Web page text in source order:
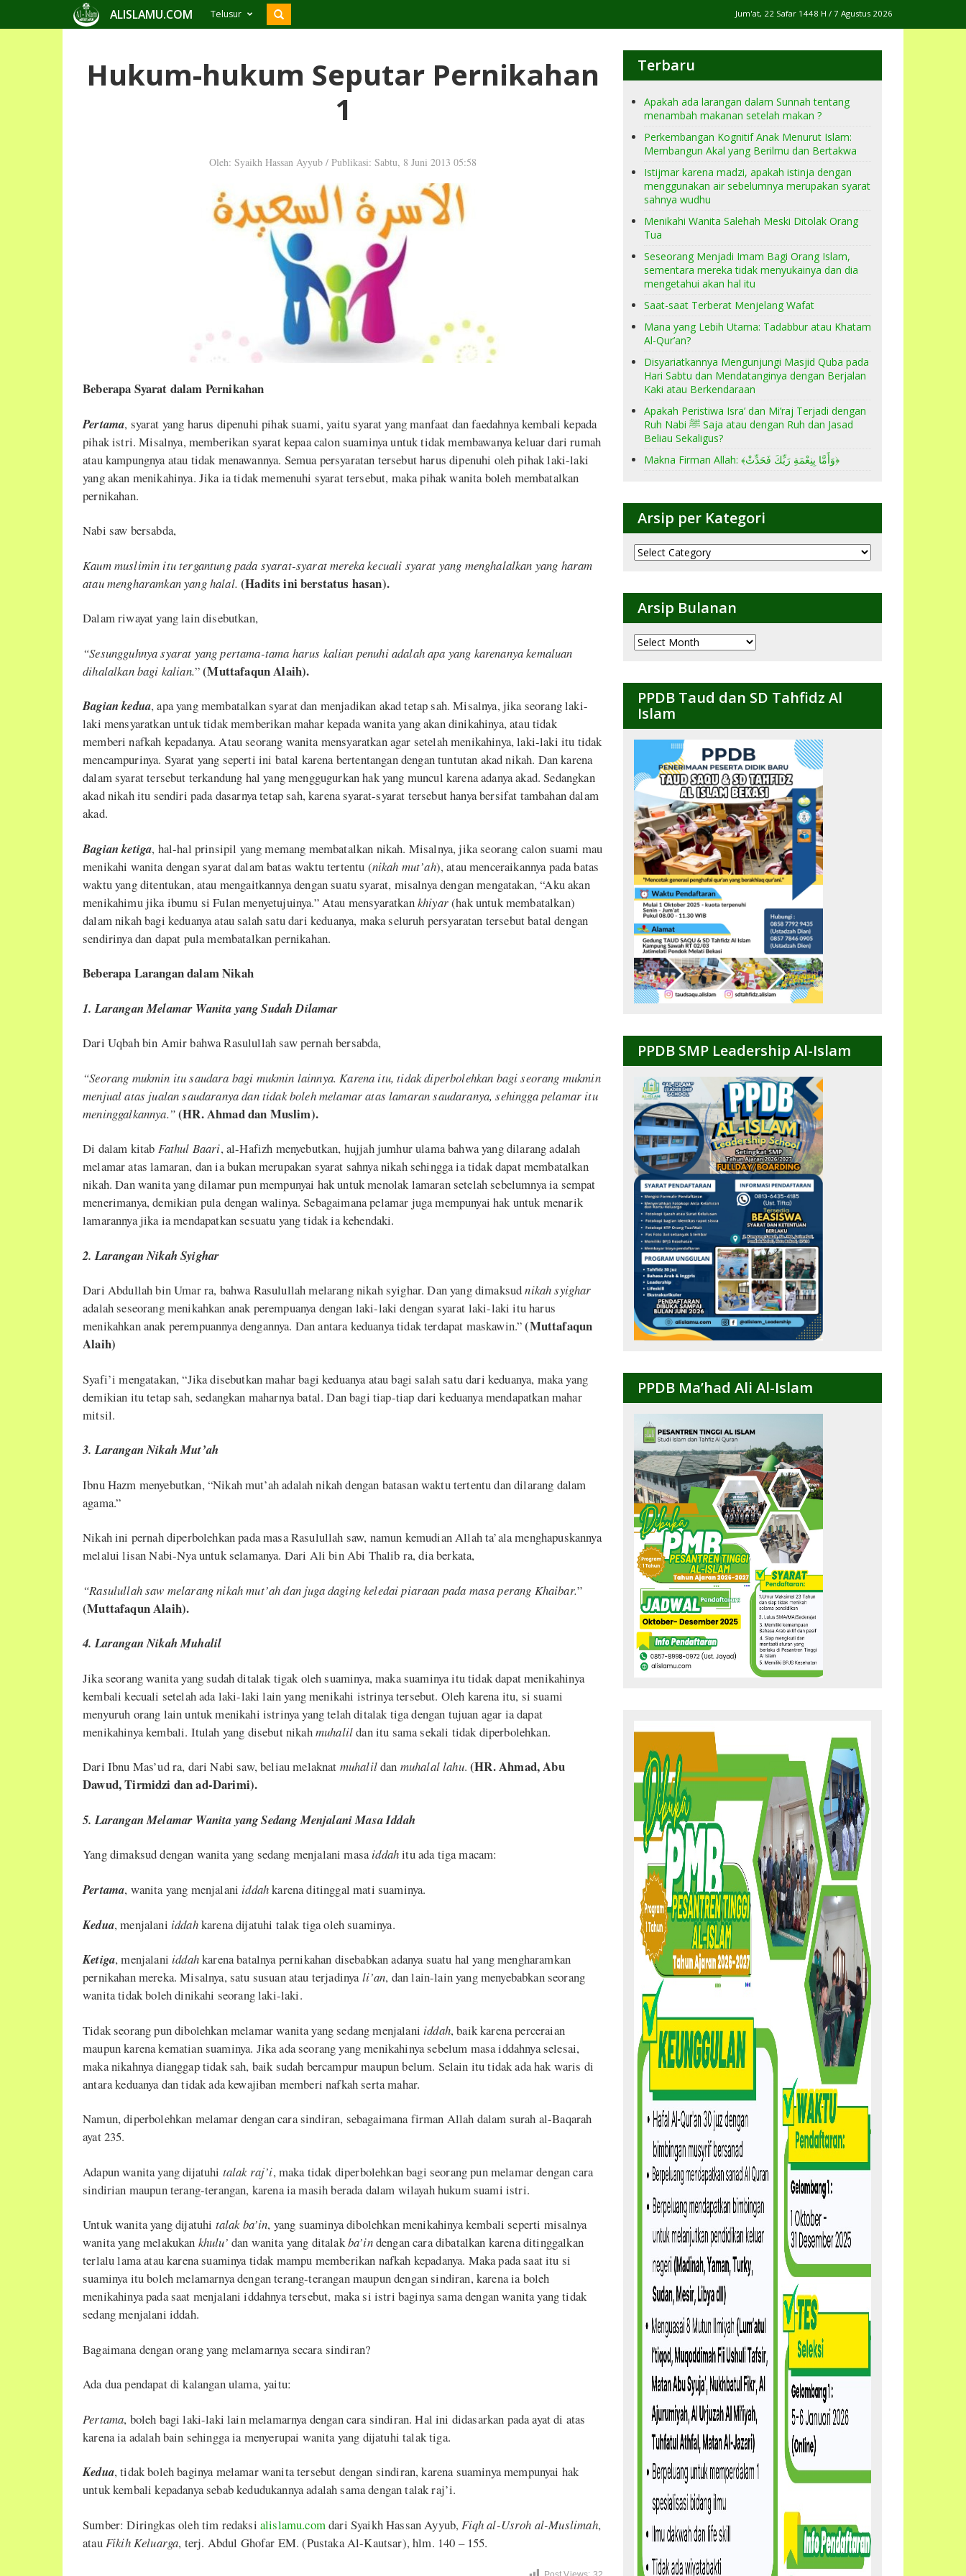
ALISLAMU.COM Telusur Jum'at, 22 Safar 1448 H / 7 Agustus 2026
Hukum-hukum Seputar Pernikahan
1
Oleh: Syaikh Hassan Ayyub / Publikasi: Sabtu, 8 Juni 2013 05:58
Beberapa Syarat dalam Pernikahan
Pertama, syarat yang harus dipenuhi pihak suami, yaitu syarat yang manfaat dan faedahnya kembali kepada
pihak istri. Misalnya, memberikan syarat kepaa calon suaminya untuk tidak membawanya keluar dari rumah
atau kampungnya atau tidak menawannya. Semua persyaratan tersebut harus dipenuhi oleh pihak laki-laki
yang akan menikahinya. Jika ia tidak memenuhi syarat tersebut, maka pihak wanita boleh membatalkan
pernikahan.
Nabi saw bersabda,
Kaum muslimin itu tergantung pada syarat-syarat mereka kecuali syarat yang menghalalkan yang haram
atau mengharamkan yang halal. (Hadits ini berstatus hasan).
Dalam riwayat yang lain disebutkan,
“Sesungguhnya syarat yang pertama-tama harus kalian penuhi adalah apa yang karenanya kemaluan
dihalalkan bagi kalian.”(Muttafaqun Alaih).
Bagian kedua, apa yang membatalkan syarat dan menjadikan akad tetap sah. Misalnya, jika seorang laki-
laki mensyaratkan untuk tidak memberikan mahar kepada wanita yang akan dinikahinya, atau tidak
memberi nafkah kepadanya. Atau seorang wanita mensyaratkan agar setelah menikahinya, laki-laki itu tidak
mencampurinya. Syarat yang seperti ini batal karena bertentangan dengan tuntutan akad nikah. Dan karena
dalam syarat tersebut terkandung hal yang menggugurkan hak yang muncul karena adanya akad. Sedangkan
akad nikah itu sendiri pada dasarnya tetap sah, karena syarat-syarat tersebut hanya bersifat tambahan dalam
akad.
Bagian ketiga, hal-hal prinsipil yang memang membatalkan nikah. Misalnya, jika seorang calon suami mau
menikahi wanita dengan syarat dalam batas waktu tertentu (nikah mut’ah), atau menceraikannya pada batas
waktu yang ditentukan, atau mengaitkannya dengan suatu syarat, misalnya dengan mengatakan, “Aku akan
menikahimu jika ibumu si Fulan menyetujuinya.” Atau mensyaratkankhiyar(hak untuk membatalkan)
dalam nikah bagi keduanya atau salah satu dari keduanya, maka seluruh persyaratan tersebut batal dengan
sendirinya dan dapat pula membatalkan pernikahan.
Beberapa Larangan dalam Nikah
1. Larangan Melamar Wanita yang Sudah Dilamar
Dari Uqbah bin Amir bahwa Rasulullah saw pernah bersabda,
“Seorang mukmin itu saudara bagi mukmin lainnya. Karena itu, tidak diperbolehkan bagi seorang mukmin
menjual atas jualan saudaranya dan tidak boleh melamar atas lamaran saudaranya, sehingga pelamar itu
meninggalkannya.”(HR. Ahmad dan Muslim).
Di dalam kitab Fathul Baari, al-Hafizh menyebutkan, hujjah jumhur ulama bahwa yang dilarang adalah
melamar atas lamaran, dan ia bukan merupakan syarat sahnya nikah sehingga ia tidak dapat membatalkan
nikah. Dan wanita yang dilamar pun mempunyai hak untuk menolak lamaran setelah sebelumnya ia sempat
menerimanya, demikian pula dengan walinya. Sebagaimana pelamar juga mempunyai hak untuk menarik
lamarannya jika ia mendapatkan sesuatu yang tidak ia kehendaki.
2. Larangan Nikah Syighar
Dari Abdullah bin Umar ra, bahwa Rasulullah melarang nikah syighar. Dan yang dimaksudnikah syighar
adalah seseorang menikahkan anak perempuanya dengan laki-laki dengan syarat laki-laki itu harus
menikahkan anak perempuannya dengannya. Dan antara keduanya tidak terdapat maskawin.”(Muttafaqun
Alaih)
Syafi’i mengatakan, “Jika disebutkan mahar bagi keduanya atau bagi salah satu dari keduanya, maka yang
demikian itu tetap sah, sedangkan maharnya batal. Dan bagi tiap-tiap dari keduanya mendapatkan mahar
mitsil.
3. Larangan Nikah Mut’ah
Ibnu Hazm menyebutkan, “Nikah mut’ah adalah nikah dengan batasan waktu tertentu dan dilarang dalam
agama.”
Nikah ini pernah diperbolehkan pada masa Rasulullah saw, namun kemudian Allah ta’ala menghapuskannya
melalui lisan Nabi-Nya untuk selamanya. Dari Ali bin Abi Thalib ra, dia berkata,
“Rasulullah saw melarang nikah mut’ah dan juga daging keledai piaraan pada masa perang Khaibar.”
(Muttafaqun Alaih).
4. Larangan Nikah Muhalil
Jika seorang wanita yang sudah ditalak tigak oleh suaminya, maka suaminya itu tidak dapat menikahinya
kembali kecuali setelah ada laki-laki lain yang menikahi istrinya tersebut. Oleh karena itu, si suami
menyuruh orang lain untuk menikahi istrinya yang telah ditalak tiga dengan tujuan agar ia dapat
menikahinya kembali. Itulah yang disebut nikahmuhalildan itu sama sekali tidak diperbolehkan.
Dari Ibnu Mas’ud ra, dari Nabi saw, beliau melaknat muhalildan muhalal lahu.(HR. Ahmad, Abu
Dawud, Tirmidzi dan ad-Darimi).
5. Larangan Melamar Wanita yang Sedang Menjalani Masa Iddah
Yang dimaksud dengan wanita yang sedang menjalani masaiddahitu ada tiga macam:
Pertama, wanita yang menjalani iddahkarena ditinggal mati suaminya.
Kedua, menjalani iddahkarena dijatuhi talak tiga oleh suaminya.
Ketiga, menjalani iddahkarena batalnya pernikahan disebabkan adanya suatu hal yang mengharamkan
pernikahan mereka. Misalnya, satu susuan atau terjadinyali’an, dan lain-lain yang menyebabkan seorang
wanita tidak boleh dinikahi seorang laki-laki.
Tidak seorang pun dibolehkan melamar wanita yang sedang menjalani iddah, baik karena perceraian
maupun karena kematian suaminya. Jika ada seorang yang menikahinya sebelum masa iddahnya selesai,
maka nikahnya dianggap tidak sah, baik sudah bercampur maupun belum. Selain itu tidak ada hak waris di
antara keduanya dan tidak ada kewajiban memberi nafkah serta mahar.
Namun, diperbolehkan melamar dengan cara sindiran, sebagaimana firman Allah dalam surah al-Baqarah
ayat 235.
Adapun wanita yang dijatuhi talak raj’i, maka tidak diperbolehkan bagi seorang pun melamar dengan cara
sindirian maupun terang-terangan, karena ia masih berada dalam wilayah hukum suami istri.
Untuk wanita yang dijatuhi talak ba’in, yang suaminya dibolehkan menikahinya kembali seperti misalnya
wanita yang melakukan khulu’ dan wanita yang ditalakba’indengan cara dibatalkan karena ditinggalkan
terlalu lama atau karena suaminya tidak mampu memberikan nafkah kepadanya. Maka pada saat itu si
suaminya itu boleh melamarnya dengan terang-terangan maupun dengan sindiran, karena ia boleh
menikahinya pada saat menjalani iddahnya tersebut, maka si istri baginya sama dengan wanita yang tidak
sedang menjalani iddah.
Bagaimana dengan orang yang melamarnya secara sindiran?
Ada dua pendapat di kalangan ulama, yaitu:
Pertama, boleh bagi laki-laki lain melamarnya dengan cara sindiran. Hal ini didasarkan pada ayat di atas
karena ia adalah bain sehingga ia menyerupai wanita yang dijatuhi talak tiga.
Kedua, tidak boleh baginya melamar wanita tersebut dengan sindiran, karena suaminya mempunyai hak
untuk kembali kepadanya sebab kedudukannya adalah sama dengan talak raj’i.
Sumber: Diringkas oleh tim redaksi alislamu.comdari Syaikh Hassan Ayyub,Fiqh al-Usroh al-Muslimah,
atauFikih Keluarga, terj. Abdul Ghofar EM. (Pustaka Al-Kautsar), hlm. 140 – 155.
Terbaru
Apakah ada larangan dalam Sunnah tentang
menambah makanan setelah makan ?
Perkembangan Kognitif Anak Menurut Islam:
Membangun Akal yang Berilmu dan Bertakwa
Istijmar karena madzi, apakah istinja dengan
menggunakan air sebelumnya merupakan syarat
sahnya wudhu
Menikahi Wanita Salehah Meski Ditolak Orang
Tua
Seseorang Menjadi Imam Bagi Orang Islam,
sementara mereka tidak menyukainya dan dia
mengetahui akan hal itu
Saat-saat Terberat Menjelang Wafat
Mana yang Lebih Utama: Tadabbur atau Khatam
Al-Qur’an?
Disyariatkannya Mengunjungi Masjid Quba pada
Hari Sabtu dan Mendatanginya dengan Berjalan
Kaki atau Berkendaraan
Apakah Peristiwa Isra’ dan Mi’raj Terjadi dengan
Ruh Nabi ﷺ Saja atau dengan Ruh dan Jasad
Beliau Sekaligus?
Makna Firman Allah: ﴾وَأَمَّا بِنِعْمَةِ رَبِّكَ فَحَدِّثْ﴿
Arsip per Kategori
Arsip
per
Arsip Bulanan
Arsip
Bulanan
PPDB Taud dan SD Tahfidz Al
Islam
PPDB SMP Leadership Al-Islam
PPDB Ma’had Ali Al-Islam